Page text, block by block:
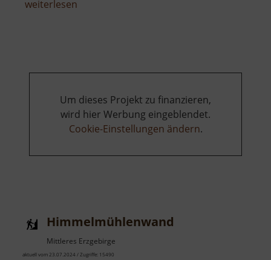
weiterlesen
Um dieses Projekt zu finanzieren,
wird hier Werbung eingeblendet.
Cookie-Einstellungen ändern.
Himmelmühlenwand
Mittleres Erzgebirge
aktuell vom 23.07.2024 / Zugriffe: 15490